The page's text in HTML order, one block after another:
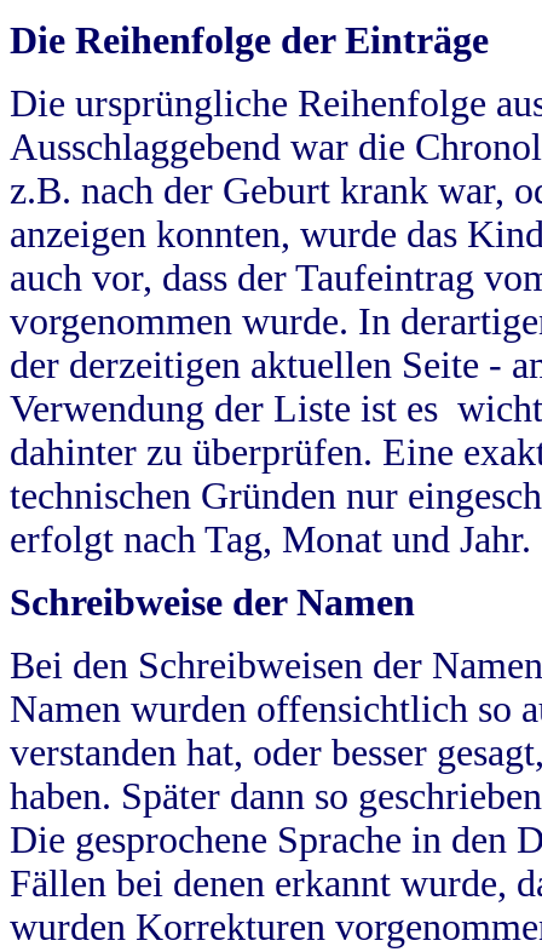
Die Reihenfolge der Einträge
Die ursprüngliche Reihenfolge
Ausschlaggebend war die
z.B. nach der Geburt krank war,
anzeigen konnten, wurde das
auch vor, dass der Taufeintrag
vorgenommen wurde. In
der derzeitigen aktuellen Seite -
Verwendung der Liste ist es
dahinter zu überprüfen. Eine
technischen Gründen nur
erfolgt nach Tag, Monat und Jahr.
Schreibweise der Namen
Bei den Schreibweisen der
Namen wurden offensichtlich so
verstanden hat, oder besser
haben. Später dann so
Die gesprochene Sprache in
Fällen bei denen erkannt wurde,
wurden Korrekturen